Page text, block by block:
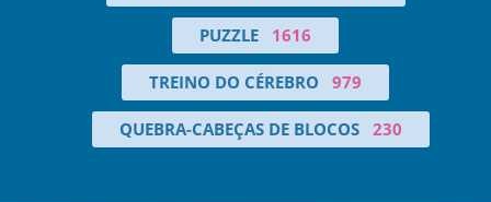
PUZZLE 1616
TREINO DO CÉREBRO 979
QUEBRA-CABEÇAS DE BLOCOS 230